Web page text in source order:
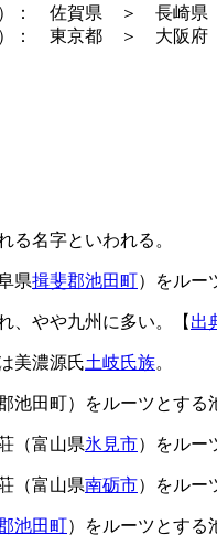
）： 佐賀県 ＞ 長崎
）： 東京都 ＞ 大阪
る名字といわれる。
県揖斐郡池田町）をルー
、やや九州に多い。【 出
美濃源氏土岐氏族。
池田町）をルーツとする
（富山県氷見市）をルー
（富山県南砺市）をルー
池田町）をルーツとする